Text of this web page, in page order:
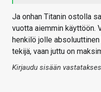
Ja onhan Titanin ostolla
vuotta aiemmin käyttöön.
henkilö jolle
tekijä, vaan juttu on
Kirjaudu sisään